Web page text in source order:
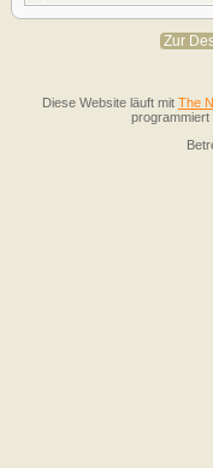
Zur
Diese Website läuft mit The
programmiert